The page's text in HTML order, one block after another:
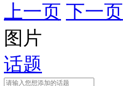
上一页 下一页
图片
话题